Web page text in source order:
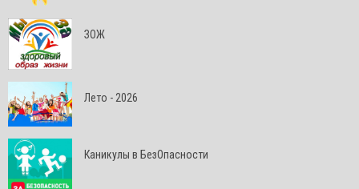
ЗОЖ
Лето - 2026
Каникулы в БезОпасности